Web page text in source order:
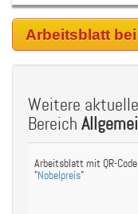
Arbeitsblatt
Weitere
Bereich
Arbeitsblatt mit QR-
"Nobelpreis"